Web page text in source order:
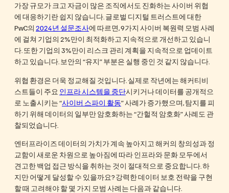
가장 규모가 크고 자금이 많은 조직에서도 진화하는 사이버 위협
에 대응하기란 쉽지 않습니다. 글로벌 디지털 트러스트에 대한
PwC의 2024년 설문조사에 따르면, 9가지 사이버 복원력 모범 사례
에 걸쳐 기업의 2%만이 최적화하고 지속적으로 개선하고 있습니
다. 또한 기업의 3%만이 리스크 관리 계획을 지속적으로 업데이트
하고 있습니다. 보안의 “유지” 부분은 실행 중인 것 같지 않습니다.
위협 환경은 더욱 정교해질 것입니다. 실제로 작년에는 해커티비
스트들이 주요 인프라 시스템을 중단시키거나 데이터를 공개적으
로 노출시키는 “사이버 스파이 활동” 사례가 증가했으며, 탐지를 피
하기 위해 데이터의 일부만 암호화하는 “간헐적 암호화” 사례도 관
찰되었습니다.
엔터프라이즈 데이터의 가치가 계속 높아지고 해커의 창의성과 정
교함이 새로운 차원으로 높아짐에 따라 인프라와 문화 모두에서
견고한 백업 접근 방식을 취하는 것이 절대적으로 중요합니다. 하
지만 어떻게 달성할 수 있을까요? 강력한 데이터 보호 전략을 구현
할 때 고려해야 할 몇 가지 모범 사례는 다음과 같습니다.